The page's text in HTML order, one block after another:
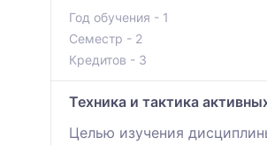
Год обучения - 1
Семестр - 2
Кредитов - 3
Техника и тактика
Целью изучения